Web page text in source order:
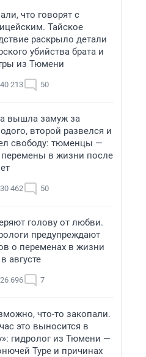
что говорят с
Тайское
раскрыло детали
убийства брата и
из Тюмени
40 213 50
вышла замуж за
второй развелся и
свободу: тюменцы —
перемены в жизни после
30 462 50
голову от любви.
предупреждают
о переменах в жизни
августе
26 696 7
что-то закопали.
это выносится в
гидролог из Тюмени —
Туре и причинах